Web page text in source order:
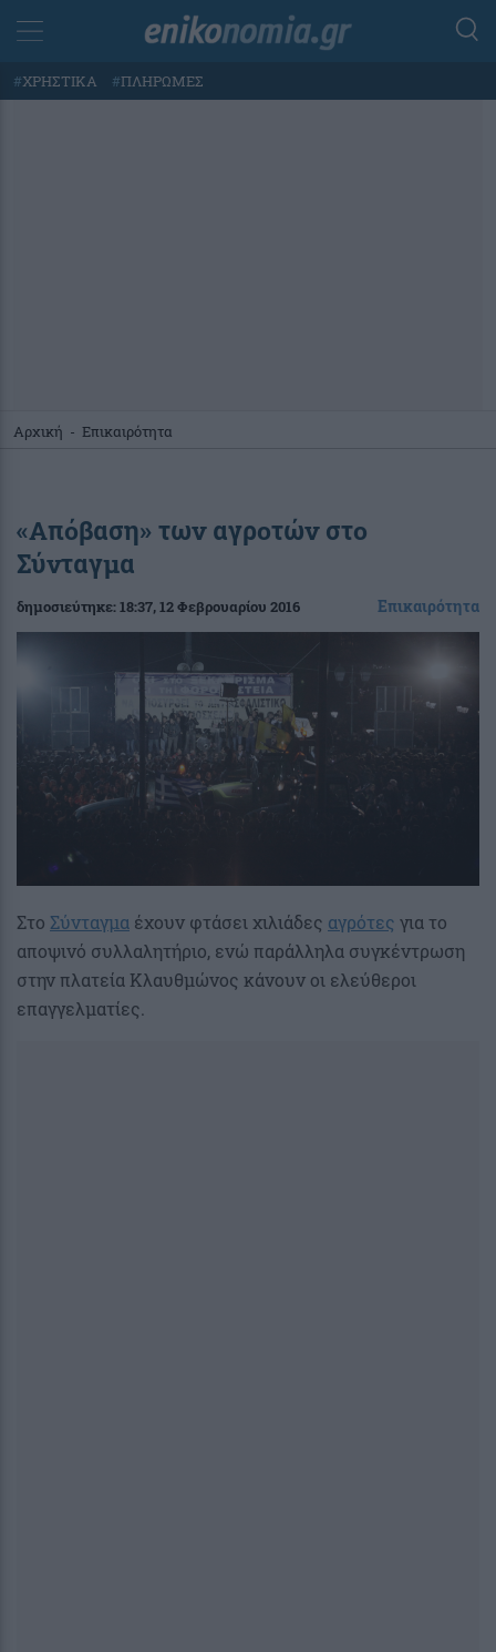
#ΧΡΗΣΤΙΚΑ #ΠΛΗΡΩΜΕΣ
Αρχική - Επικαιρότητα
«Απόβαση» των αγροτών στο
Σύνταγμα
δημοσιεύτηκε:18:37, 12 Φεβρουαρίου 2016 Επικαιρότητα
Στο Σύνταγμα έχουν φτάσει χιλιάδες αγρότες για το
αποψινό συλλαλητήριο, ενώ παράλληλα συγκέντρωση
στην πλατεία Κλαυθμώνος κάνουν οι ελεύθεροι
επαγγελματίες.